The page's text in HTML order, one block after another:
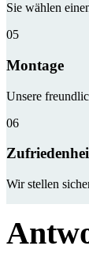
Sie wählen
05
Montage
Unsere
06
Wir stellen